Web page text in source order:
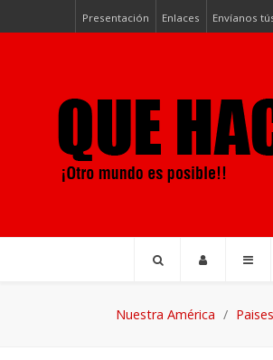
Presentación Enlaces Envíanos
Nuestra América